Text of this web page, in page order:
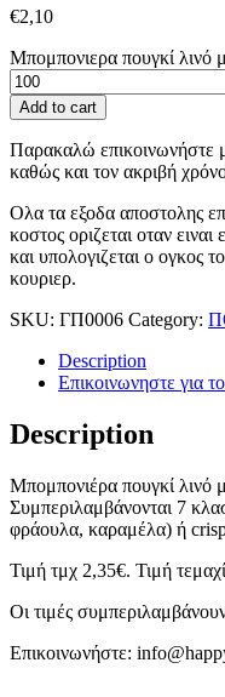
€2,10
Μπομπονιερα πουγκί λινό
Add to cart
Παρακαλώ επικοινωνήστε
καθώς και τον ακριβή
Ολα τα εξοδα αποστολης
κοστος οριζεται οταν ειναι
και υπολογιζεται ο ογκος
κουριερ.
SKU: ΓΠ0006 Category:
Description
Επικοινωνηστε για
Description
Μπομπονιέρα πουγκί λινό
Συμπεριλαμβάνονται 7
φράουλα, καραμέλα) ή
Τιμή τμχ 2,35€. Τιμή
Οι τιμές
Επικοινωνήστε: